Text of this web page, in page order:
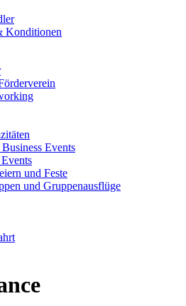
Konditionen
Events
und Feste
und Gruppenausflüge